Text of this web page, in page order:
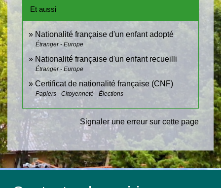
Et aussi
Nationalité française d'un enfant adopté
Étranger - Europe
Nationalité française d'un enfant recueilli
Étranger - Europe
Certificat de nationalité française (CNF)
Papiers - Citoyenneté - Élections
Signaler une erreur sur cette page